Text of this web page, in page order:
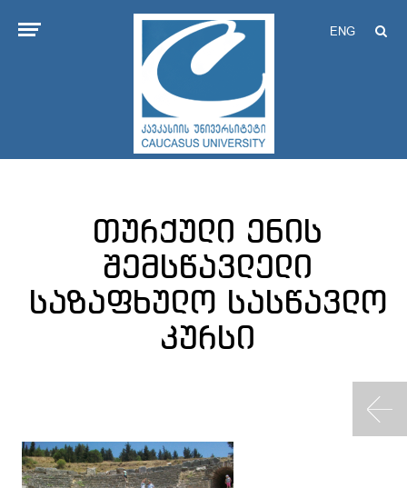
ENG
თურქული ენის
შემსწავლელი
საზაფხულო სასწავლო
კურსი